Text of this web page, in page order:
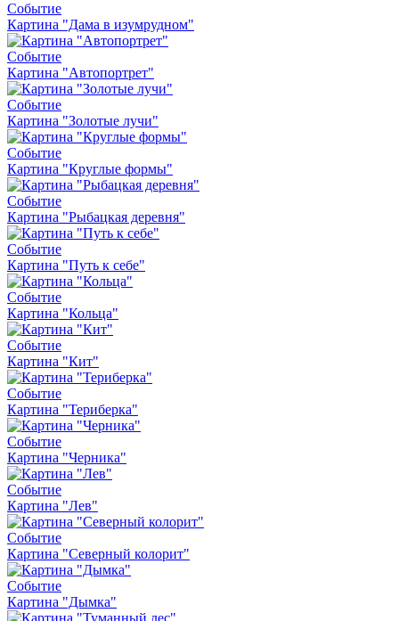
Событие
Картина "Дама в изумрудном"
Событие
Картина "Автопортрет"
Событие
Картина "Золотые лучи"
Событие
Картина "Круглые формы"
Событие
Картина "Рыбацкая деревня"
Событие
Картина "Путь к себе"
Событие
Картина "Кольца"
Событие
Картина "Кит"
Событие
Картина "Териберка"
Событие
Картина "Черника"
Событие
Картина "Лев"
Событие
Картина "Северный колорит"
Событие
Картина "Дымка"